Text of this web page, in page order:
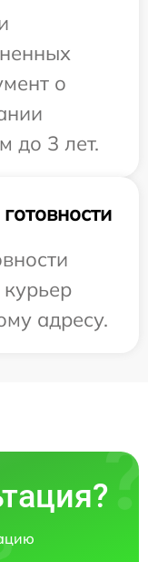
о
до 3 лет.
адресу.